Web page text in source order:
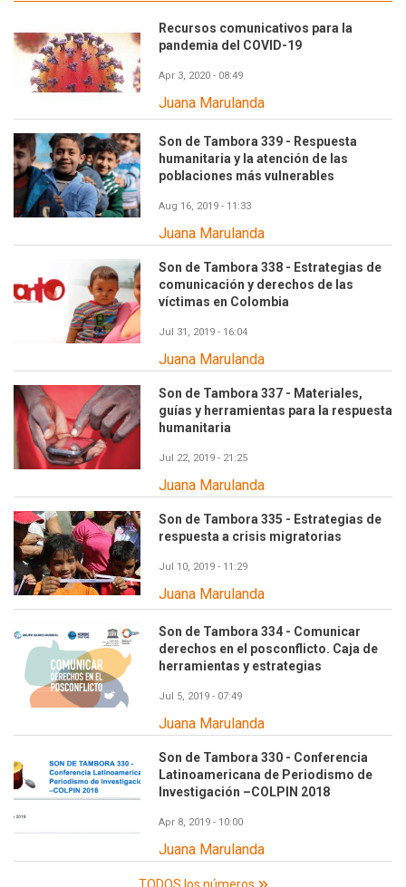
Recursos comunicativos para la
pandemia del COVID-19
Apr 3, 2020 - 08:49
Juana Marulanda
Son de Tambora 339 - Respuesta
humanitaria y la atención de las
poblaciones más vulnerables
Aug 16, 2019 - 11:33
Juana Marulanda
Son de Tambora 338 - Estrategias de
comunicación y derechos de las
víctimas en Colombia
Jul 31, 2019 - 16:04
Juana Marulanda
Son de Tambora 337 - Materiales,
guías y herramientas para la respuesta
humanitaria
Jul 22, 2019 - 21:25
Juana Marulanda
Son de Tambora 335 - Estrategias de
respuesta a crisis migratorias
Jul 10, 2019 - 11:29
Juana Marulanda
Son de Tambora 334 - Comunicar
derechos en el posconflicto. Caja de
herramientas y estrategias
Jul 5, 2019 - 07:49
Juana Marulanda
Son de Tambora 330 - Conferencia
Latinoamericana de Periodismo de
Investigación –COLPIN 2018
Apr 8, 2019 - 10:00
Juana Marulanda
TODOS los números